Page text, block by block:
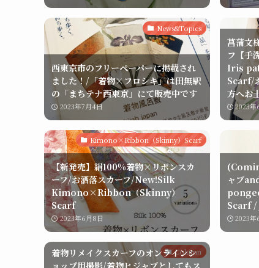
News&Topics
西東京市のフリーペーパーに掲載され
ました！/「着物×フロシキ」は田無駅
の「まちテナ西東京」にて販売中です
2023年7月4日
菖蒲文
フ【手
Iris
Scarf/
方へお
2023年
Kimono×Ribbon（Skinny）Scarf
【新発売】絹100%着物×リボンスカ
ーフ/お洒落スカーフ/New!Silk
Kimono×Ribbon（Skinny）
Scarf
2023年6月8日
ャブ
Scarf
2023年
Column
着物リメイクスカーフのオンラインシ